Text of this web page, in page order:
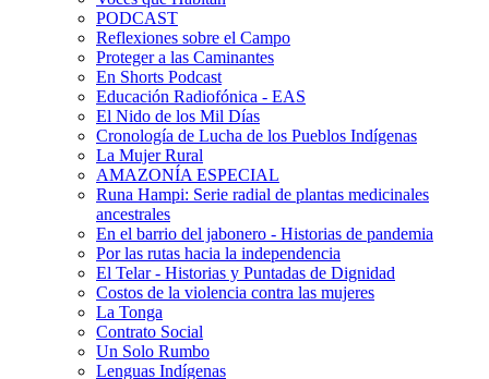
PODCAST
Reflexiones sobre el Campo
Proteger a las Caminantes
En Shorts Podcast
Educación Radiofónica - EAS
El Nido de los Mil Días
Cronología de Lucha de los Pueblos Indígenas
La Mujer Rural
AMAZONÍA ESPECIAL
Runa Hampi: Serie radial de plantas medicinales
ancestrales
En el barrio del jabonero - Historias de pandemia
Por las rutas hacia la independencia
El Telar - Historias y Puntadas de Dignidad
Costos de la violencia contra las mujeres
La Tonga
Contrato Social
Un Solo Rumbo
Lenguas Indígenas